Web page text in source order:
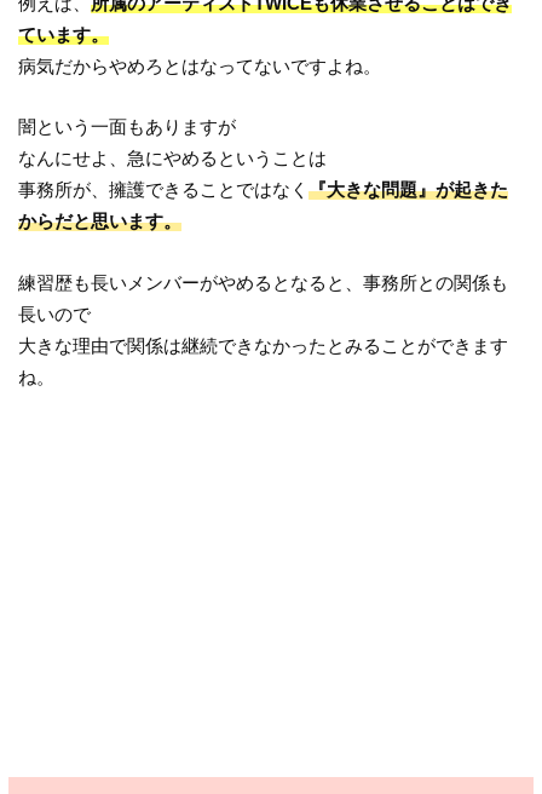
ています。
病気だからやめろとはなってないですよね。
闇という一面もありますが
なんにせよ、急にやめるということは
事務所が、擁護できることではなく『大きな問題』が起きた
からだと思います。
練習歴も長いメンバーがやめるとなると、事務所との関係も
長いので
大きな理由で関係は継続できなかったとみることができます
ね。